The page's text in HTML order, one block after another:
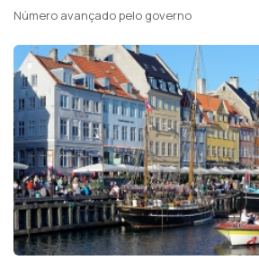
Número avançado pelo governo